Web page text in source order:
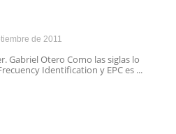
de 2011
Gabriel Otero Como las siglas lo
Identification y EPC es ...